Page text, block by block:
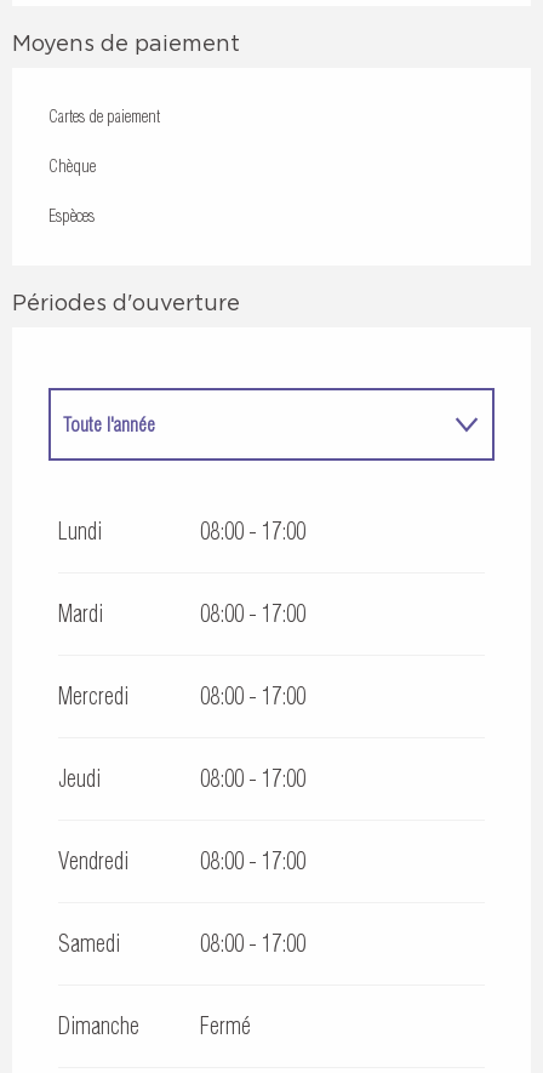
Moyens de paiement
Cartes de paiement
Chèque
Espèces
Périodes d'ouverture
Toute l'année
Lundi 08:00 - 17:00
Mardi 08:00 - 17:00
Mercredi 08:00 - 17:00
Jeudi 08:00 - 17:00
Vendredi 08:00 - 17:00
Samedi 08:00 - 17:00
Dimanche Fermé